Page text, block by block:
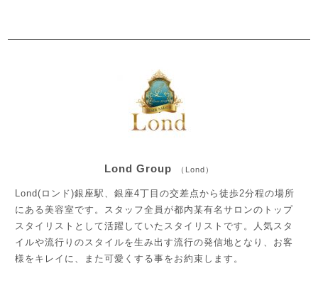
Lond Group （Lond）
Lond(ロンド)銀座駅、銀座4丁目の交差点から徒歩2分程の場所
にある美容室です。スタッフ全員が都内某有名サロンのトップ
スタイリストとして活躍していたスタイリストです。人気スタ
イルや流行りのスタイルを生み出す流行の発信地となり、お客
様をキレイに、また可愛くする事をお約束します。